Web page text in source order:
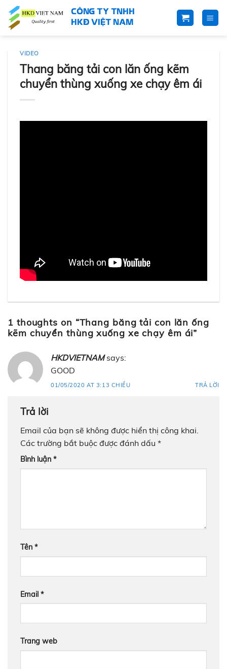
Skip
content
CÔNG TY TNHH
HKĐ VIỆT NAM
VIDEO
Thang băng tải con lăn ống kẽm
chuyển thùng xuống xe chạy êm ái
1 thoughts on “Thang băng tải con lăn ống
kẽm chuyển thùng xuống xe chạy êm ái”
HKDVIETNAM says:
GOOD
01/05/2020 AT 3:13 CHIỀU TRẢ LỜI
Trả lời
Email của bạn sẽ không được hiển thị công khai.
Các trường bắt buộc được đánh dấu *
Bình luận *
Tên *
Email *
Trang web